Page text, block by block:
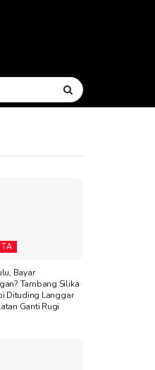
Bayar
Tambang Silika
Dituding Langgar
Ganti Rugi